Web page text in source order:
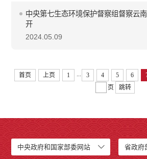
中央第七生态环境保护督察组督察云
开
2024.05.09
首页 上页 1 ... 3 4 5 6
页
跳转
中央政府和国家部委网站 省政府